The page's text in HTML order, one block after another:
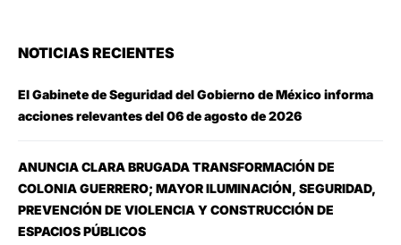
NOTICIAS RECIENTES
El Gabinete de Seguridad del Gobierno de México informa
acciones relevantes del 06 de agosto de 2026
ANUNCIA CLARA BRUGADA TRANSFORMACIÓN DE
COLONIA GUERRERO; MAYOR ILUMINACIÓN, SEGURIDAD,
PREVENCIÓN DE VIOLENCIA Y CONSTRUCCIÓN DE
ESPACIOS PÚBLICOS